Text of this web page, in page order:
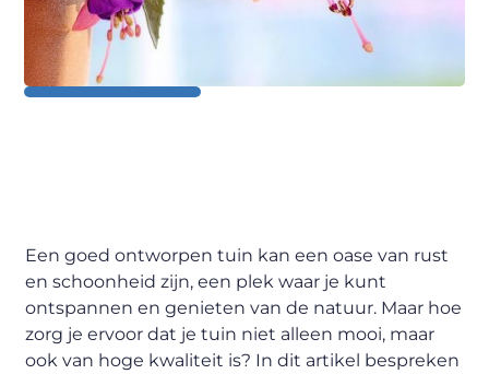
Een goed ontworpen tuin kan een oase van rust
en schoonheid zijn, een plek waar je kunt
ontspannen en genieten van de natuur. Maar hoe
zorg je ervoor dat je tuin niet alleen mooi, maar
ook van hoge kwaliteit is? In dit artikel bespreken